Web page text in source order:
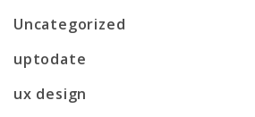
Uncategorized
uptodate
ux design